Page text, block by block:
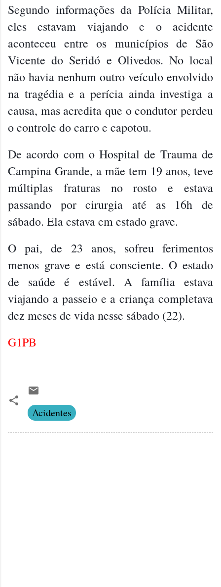
Segundo informações da Polícia Militar,
eles estavam viajando e o acidente
aconteceu entre os municípios de São
Vicente do Seridó e Olivedos. No local
não havia nenhum outro veículo envolvido
na tragédia e a perícia ainda investiga a
causa, mas acredita que o condutor perdeu
o controle do carro e capotou.
De acordo com o Hospital de Trauma de
Campina Grande, a mãe tem 19 anos, teve
múltiplas fraturas no rosto e estava
passando por cirurgia até as 16h de
sábado. Ela estava em estado grave.
O pai, de 23 anos, sofreu ferimentos
menos grave e está consciente. O estado
de saúde é estável. A família estava
viajando a passeio e a criança completava
dez meses de vida nesse sábado (22).
G1PB
Acidentes